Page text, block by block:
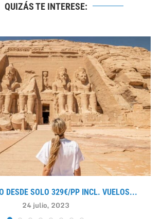
QUIZÁS TE INTERESE:
DESDE SOLO 329€/PP INCL. VUELOS...
24 julio, 2023